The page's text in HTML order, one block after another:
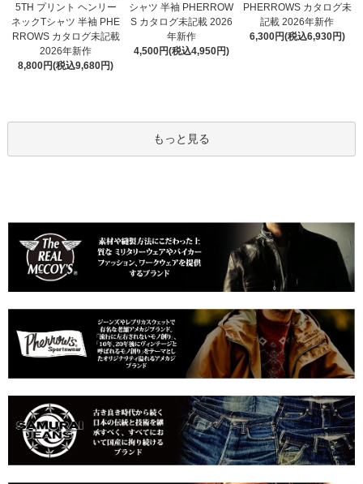
5TH プリント ヘンリー
ネックTシャツ 半袖 PHE
RROWS カタログ未記載
2026年新作
8,800円(税込9,680円)
シャツ 半袖 PHERROW
S カタログ未記載 2026
年新作
4,500円(税込4,950円)
PHERROWS カタログ未
記載 2026年新作
6,300円(税込6,930円)
もっと見る